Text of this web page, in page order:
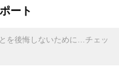
を後悔しないために…チェッ